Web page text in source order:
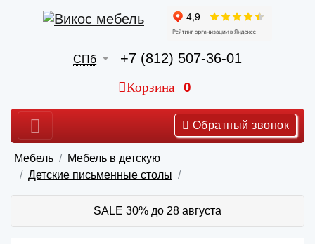
СПб +7 (812) 507-36-01
Корзина 0
Обратный звонок
Мебель
Мебель в детскую
Детские письменные столы
SALE 30% до 28 августа